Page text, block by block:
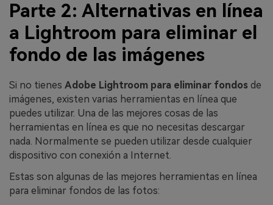
Parte 2: Alternativas en línea
a Lightroom para eliminar el
fondo de las imágenes
Si no tienes Adobe Lightroom para eliminar fondos de
imágenes, existen varias herramientas en línea que
puedes utilizar. Una de las mejores cosas de las
herramientas en línea es que no necesitas descargar
nada. Normalmente se pueden utilizar desde cualquier
dispositivo con conexión a Internet.
Estas son algunas de las mejores herramientas en línea
para eliminar fondos de las fotos: